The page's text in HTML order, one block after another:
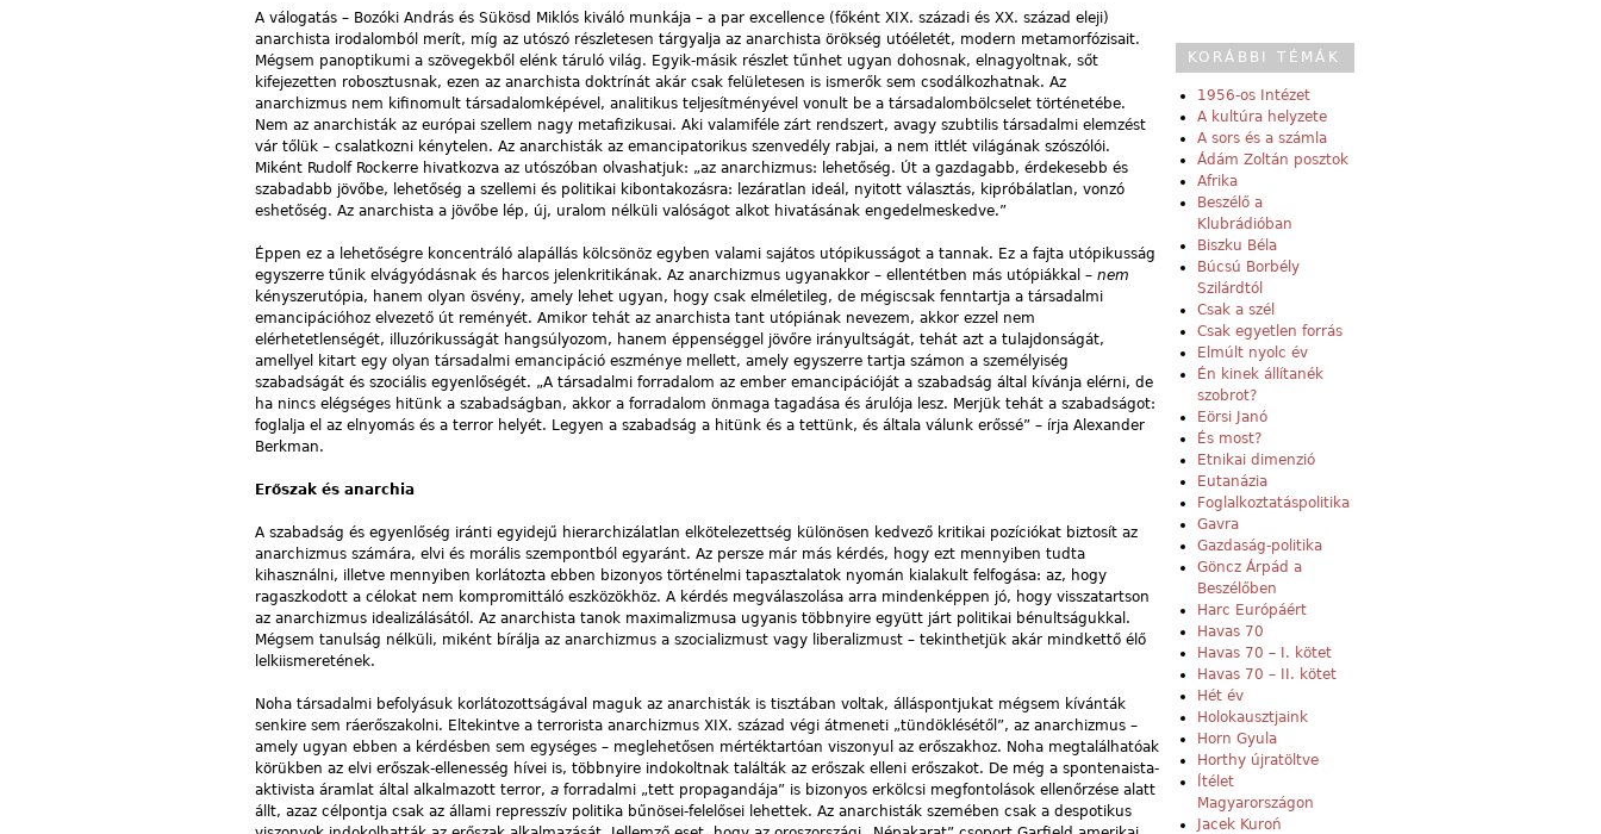
A válogatás – Bozóki András és Sükösd Miklós kiváló munkája – a par excellence (főként XIX. századi és XX. század eleji)
anarchista irodalomból merít, míg az utószó részletesen tárgyalja az anarchista örökség utóéletét, modern metamorfózisait.
Mégsem panoptikumi a szövegekből elénk táruló világ. Egyik-másik részlet tűnhet ugyan dohosnak, elnagyoltnak, sőt
kifejezetten robosztusnak, ezen az anarchista doktrínát akár csak felületesen is ismerők sem csodálkozhatnak. Az
anarchizmus nem kifinomult társadalomképével, analitikus teljesítményével vonult be a társadalombölcselet történetébe.
Nem az anarchisták az európai szellem nagy metafizikusai. Aki valamiféle zárt rendszert, avagy szubtilis társadalmi elemzést
vár tőlük – csalatkozni kénytelen. Az anarchisták az emancipatorikus szenvedély rabjai, a nem ittlét világának szószólói.
Miként Rudolf Rockerre hivatkozva az utószóban olvashatjuk: „az anarchizmus: lehetőség. Út a gazdagabb, érdekesebb és
szabadabb jövőbe, lehetőség a szellemi és politikai kibontakozásra: lezáratlan ideál, nyitott választás, kipróbálatlan, vonzó
eshetőség. Az anarchista a jövőbe lép, új, uralom nélküli valóságot alkot hivatásának engedelmeskedve.”
Éppen ez a lehetőségre koncentráló alapállás kölcsönöz egyben valami sajátos utópikusságot a tannak. Ez a fajta utópikusság
egyszerre tűnik elvágyódásnak és harcos jelenkritikának. Az anarchizmus ugyanakkor – ellentétben más utópiákkal – nem
kényszerutópia, hanem olyan ösvény, amely lehet ugyan, hogy csak elméletileg, de mégiscsak fenntartja a társadalmi
emancipációhoz elvezető út reményét. Amikor tehát az anarchista tant utópiának nevezem, akkor ezzel nem
elérhetetlenségét, illuzórikusságát hangsúlyozom, hanem éppenséggel jövőre irányultságát, tehát azt a tulajdonságát,
amellyel kitart egy olyan társadalmi emancipáció eszménye mellett, amely egyszerre tartja számon a személyiség
szabadságát és szociális egyenlőségét. „A társadalmi forradalom az ember emancipációját a szabadság által kívánja elérni, de
ha nincs elégséges hitünk a szabadságban, akkor a forradalom önmaga tagadása és árulója lesz. Merjük tehát a szabadságot:
foglalja el az elnyomás és a terror helyét. Legyen a szabadság a hitünk és a tettünk, és általa válunk erőssé” – írja Alexander
Berkman.
Erőszak és anarchia
A szabadság és egyenlőség iránti egyidejű hierarchizálatlan elkötelezettség különösen kedvező kritikai pozíciókat biztosít az
anarchizmus számára, elvi és morális szempontból egyaránt. Az persze már más kérdés, hogy ezt mennyiben tudta
kihasználni, illetve mennyiben korlátozta ebben bizonyos történelmi tapasztalatok nyomán kialakult felfogása: az, hogy
ragaszkodott a célokat nem kompromittáló eszközökhöz. A kérdés megválaszolása arra mindenképpen jó, hogy visszatartson
az anarchizmus idealizálásától. Az anarchista tanok maximalizmusa ugyanis többnyire együtt járt politikai bénultságukkal.
Mégsem tanulság nélküli, miként bírálja az anarchizmus a szocializmust vagy liberalizmust – tekinthetjük akár mindkettő élő
lelkiismeretének.
Noha társadalmi befolyásuk korlátozottságával maguk az anarchisták is tisztában voltak, álláspontjukat mégsem kívánták
senkire sem ráerőszakolni. Eltekintve a terrorista anarchizmus XIX. század végi átmeneti „tündöklésétől”, az anarchizmus –
amely ugyan ebben a kérdésben sem egységes – meglehetősen mértéktartóan viszonyul az erőszakhoz. Noha megtalálhatóak
körükben az elvi erőszak-ellenesség hívei is, többnyire indokoltnak találták az erőszak elleni erőszakot. De még a spontenaista-
aktivista áramlat által alkalmazott terror, a forradalmi „tett propagandája” is bizonyos erkölcsi megfontolások ellenőrzése alatt
állt, azaz célpontja csak az állami represszív politika bűnösei-felelősei lehettek. Az anarchisták szemében csak a despotikus
KORÁBBI TÉMÁK
1956-os Intézet
A kultúra helyzete
A sors és a számla
Ádám Zoltán posztok
Afrika
Beszélő a
Klubrádióban
Biszku Béla
Búcsú Borbély
Szilárdtól
Csak a szél
Csak egyetlen forrás
Elmúlt nyolc év
Én kinek állítanék
szobrot?
Eörsi Janó
És most?
Etnikai dimenzió
Eutanázia
Foglalkoztatáspolitika
Gavra
Gazdaság-politika
Göncz Árpád a
Beszélőben
Harc Európáért
Havas 70
Havas 70 – I. kötet
Havas 70 – II. kötet
Hét év
Holokausztjaink
Horn Gyula
Horthy újratöltve
Ítélet
Magyarországon
Jacek Kuroń